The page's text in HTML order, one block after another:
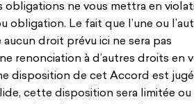
obligations ne vous mettra en
obligation. Le fait que l’une ou
aucun droit prévu ici ne sera pas
renonciation à d’autres droits en
disposition de cet Accord est
cette disposition sera limitée ou